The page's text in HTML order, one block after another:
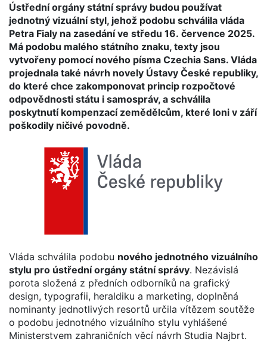
Ústřední orgány státní správy budou používat
jednotný vizuální styl, jehož podobu schválila vláda
Petra Fialy na zasedání ve středu 16. července 2025.
Má podobu malého státního znaku, texty jsou
vytvořeny pomocí nového písma Czechia Sans. Vláda
projednala také návrh novely Ústavy České republiky,
do které chce zakomponovat princip rozpočtové
odpovědnosti státu i samospráv, a schválila
poskytnutí kompenzací zemědělcům, které loni v září
poškodily ničivé povodně.
Vláda schválila podobu nového jednotného vizuálního
stylu pro ústřední orgány státní správy. Nezávislá
porota složená z předních odborníků na grafický
design, typografii, heraldiku a marketing, doplněná
nominanty jednotlivých resortů určila vítězem soutěže
o podobu jednotného vizuálního stylu vyhlášené
Ministerstvem zahraničních věcí návrh Studia Najbrt.